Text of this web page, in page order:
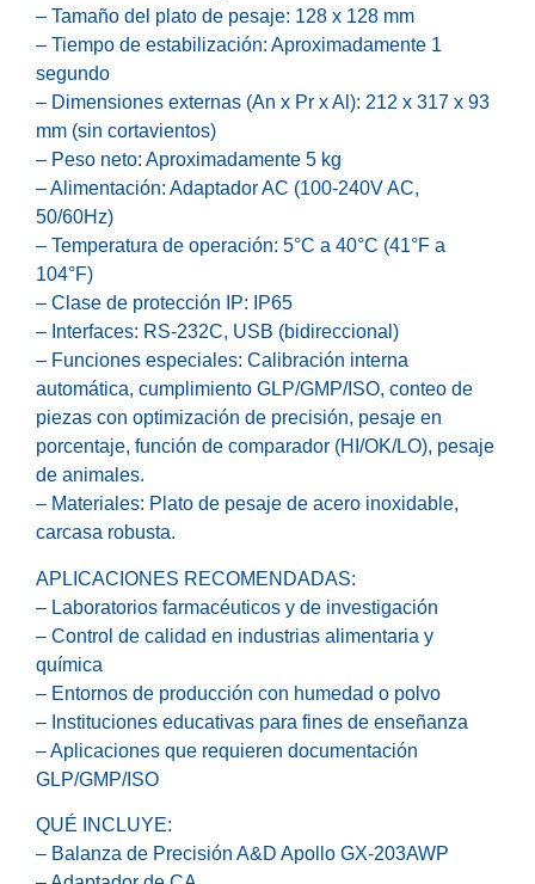
– Tamaño del plato de pesaje: 128 x 128 mm
– Tiempo de estabilización: Aproximadamente 1
segundo
– Dimensiones externas (An x Pr x Al): 212 x 317 x 93
mm (sin cortavientos)
– Peso neto: Aproximadamente 5 kg
– Alimentación: Adaptador AC (100-240V AC,
50/60Hz)
– Temperatura de operación: 5°C a 40°C (41°F a
104°F)
– Clase de protección IP: IP65
– Interfaces: RS-232C, USB (bidireccional)
– Funciones especiales: Calibración interna
automática, cumplimiento GLP/GMP/ISO, conteo de
piezas con optimización de precisión, pesaje en
porcentaje, función de comparador (HI/OK/LO), pesaje
de animales.
– Materiales: Plato de pesaje de acero inoxidable,
carcasa robusta.
APLICACIONES RECOMENDADAS:
– Laboratorios farmacéuticos y de investigación
– Control de calidad en industrias alimentaria y
química
– Entornos de producción con humedad o polvo
– Instituciones educativas para fines de enseñanza
– Aplicaciones que requieren documentación
GLP/GMP/ISO
QUÉ INCLUYE:
– Balanza de Precisión A&D Apollo GX-203AWP